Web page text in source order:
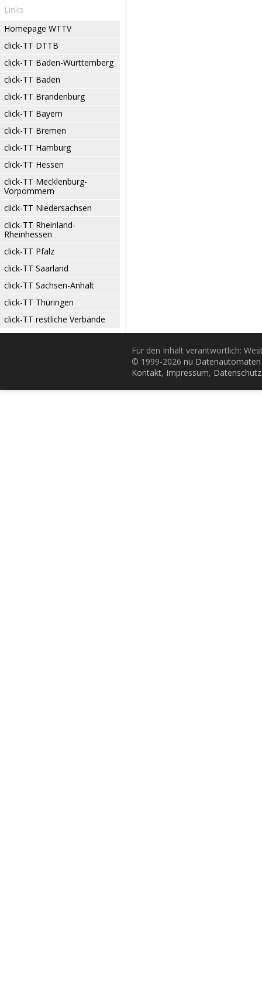
Links
Homepage WTTV
click-TT DTTB
click-TT Baden-Württemberg
click-TT Baden
click-TT Brandenburg
click-TT Bayern
click-TT Bremen
click-TT Hamburg
click-TT Hessen
click-TT Mecklenburg-
Vorpommern
click-TT Niedersachsen
click-TT Rheinland-
Rheinhessen
click-TT Pfalz
click-TT Saarland
click-TT Sachsen-Anhalt
click-TT Thüringen
click-TT restliche Verbände
Für den Inhalt verantwortlich:
© 1999-2026 nu
Kontakt, Impressum, Datenschutz